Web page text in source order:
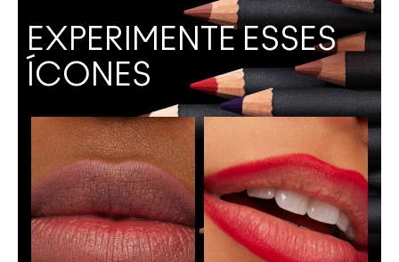
EXPERIMENTE ESSES
ÍCONES